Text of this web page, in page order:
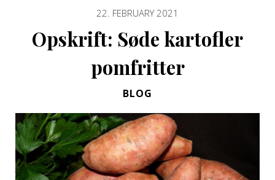
22. FEBRUARY 2021
Opskrift: Søde kartofler
pomfritter
BLOG